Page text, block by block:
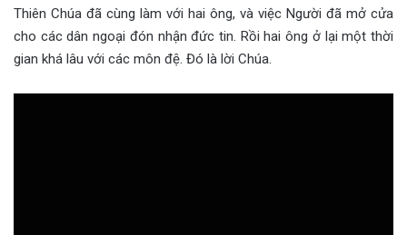
Thiên Chúa đã cùng làm với hai ông, và việc Người đã mở cửa
cho các dân ngoại đón nhận đức tin. Rồi hai ông ở lại một thời
gian khá lâu với các môn đệ. Đó là lời Chúa.